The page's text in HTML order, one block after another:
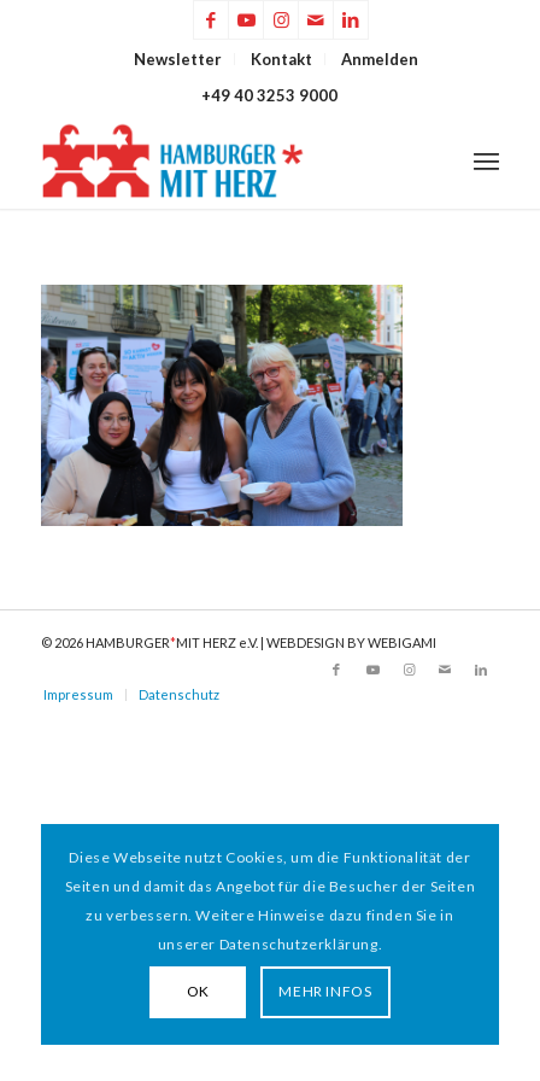
Newsletter Kontakt
Anmelden
+49 40 3253 9000
© 2026 HAMBURGER*MIT HERZ e.V. | WEBDESIGN BY WEBIGAMI
Impressum Datenschutz
Diese Webseite nutzt Cookies, um die Funktionalität der
Seiten und damit das Angebot für die Besucher der Seiten
zu verbessern. Weitere Hinweise dazu finden Sie in
unserer Datenschutzerklärung.
OK MEHR INFOS